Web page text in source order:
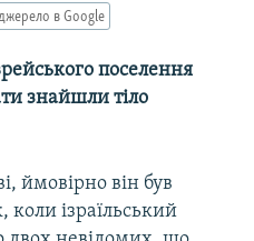
в Google
поселення
знайшли тіло
ймовірно він був
коли ізраїльський